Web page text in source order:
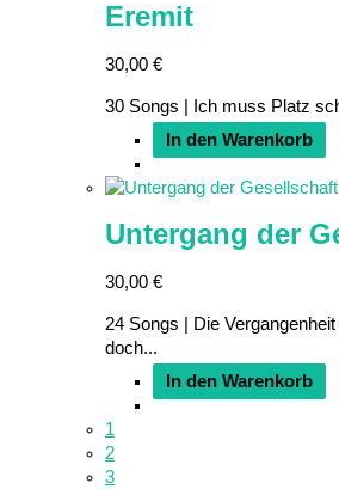
Eremit
30,00 €
30 Songs | Ich muss Platz
In den Warenkorb
Untergang der
30,00 €
24 Songs | Die
doch...
In den Warenkorb
1
2
3